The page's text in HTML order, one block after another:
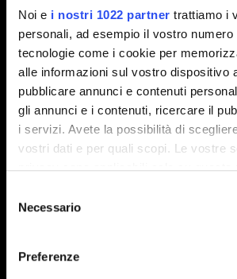
Noi e i nostri 1022 partner trattiamo i
personali, ad esempio il vostro numero
tecnologie come i cookie per
alle informazioni sul vostro dispositivo
pubblicare annunci e contenuti
gli annunci e i contenuti, ricercare il
i servizi. Avete la possibilità di
vostri dati e per quali scopi. Le vostre
privacy sono applicabili solo su questa
modificare o revocare il proprio
momento dalla Dichiarazione sui
delNecessario
Preferenze
Creato 2 anni fa Aggiornato 1 anno fa
Nota che gli oggetti delle quest (segnati
gialla con un punto esclamativo) non
messi nella Scorta: questa è una